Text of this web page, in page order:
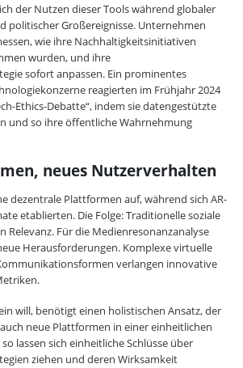
der Nutzen dieser Tools während globaler
politischer Großereignisse. Unternehmen
wie ihre Nachhaltigkeitsinitiativen
wurden, und ihre
sofort anpassen. Ein prominentes
reagierten im Frühjahr 2024
Ethics-Debatte“, indem sie datengestützte
und so ihre öffentliche Wahrnehmung
neues Nutzerverhalten
dezentrale Plattformen auf, während sich AR-
etablierten. Die Folge: Traditionelle soziale
Relevanz. Für die Medienresonanzanalyse
Herausforderungen. Komplexe virtuelle
verlangen innovative
will, benötigt einen holistischen Ansatz, der
neue Plattformen in einer einheitlichen
lassen sich einheitliche Schlüsse über
ziehen und deren Wirksamkeit